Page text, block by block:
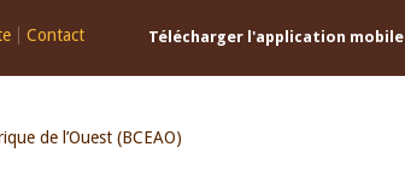
Contact Télécharger l'application mobile
de l’Ouest (BCEAO)